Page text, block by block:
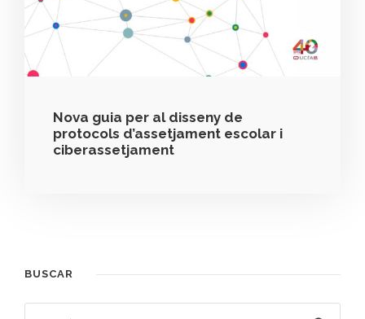
Nova guia per al disseny de
protocols d’assetjament escolar i
ciberassetjament
BUSCAR